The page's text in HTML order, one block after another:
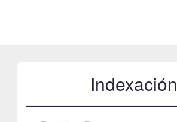
Indexación